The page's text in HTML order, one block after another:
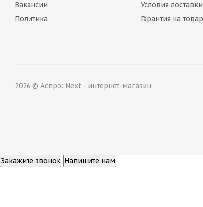
Вакансии
Политика
Условия доставки
Гарантия на товар
2026 © Аспро: Next - интернет-магазин
Закажите звонок Напишите нам